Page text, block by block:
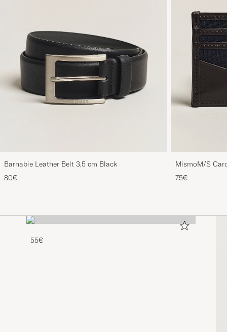
Barnabie Leather Belt 3,5 cm Black
80€
MismoM/S
75€
55€